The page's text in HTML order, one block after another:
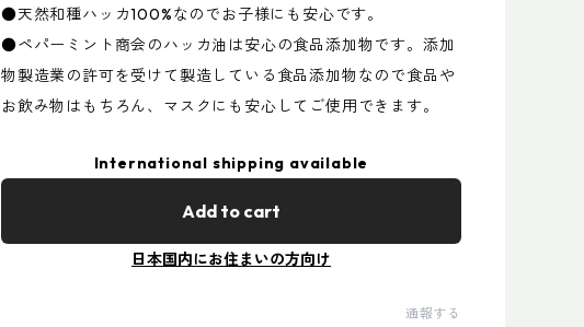
●天然和種ハッカ100%なのでお子様にも安心です。
●ペパーミント商会のハッカ油は安心の食品添加物です。添加
物製造業の許可を受けて製造している食品添加物なので食品や
お飲み物はもちろん、マスクにも安心してご使用できます。
International shipping available
Add to cart
日本国内にお住まいの方向け
通報する